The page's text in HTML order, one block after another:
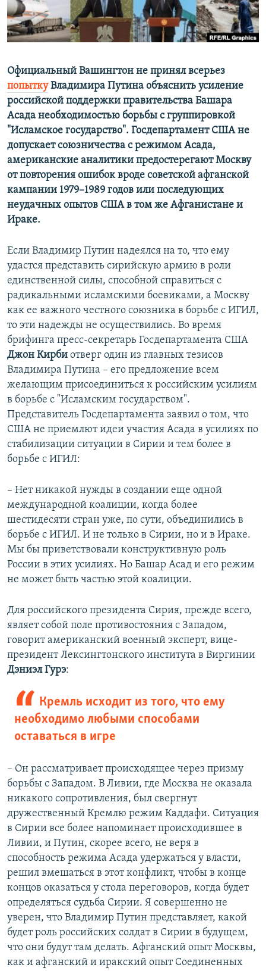
ПОБЕДИТЕЛЕЙ НЕ СУДЯТ?
КРЫМ.НЕПОКОРЕННЫЙ
УКРАИНСКАЯ ПРОБЛЕМА КРЫМА
ПРИСОЕДИНЯЙТЕСЬ!
Все сайты RFE/RL
Официальный Вашингтон не принял всерьез
попыткуВладимира Путина объяснить усиление
российской поддержки правительства Башара
Асада необходимостью борьбы с группировкой
"Исламское государство". Госдепартамент США не
допускает союзничества с режимом Асада,
американские аналитики предостерегают Москву
от повторения ошибок вроде советской афганской
кампании 1979–1989 годов или последующих
неудачных опытов США в том же Афганистане и
Ираке.
Если Владимир Путин надеялся на то, что ему
удастся представить сирийскую армию в роли
единственной силы, способной справиться с
радикальными исламскими боевиками, а Москву
как ее важного честного союзника в борьбе с ИГИЛ,
то эти надежды не осуществились. Во время
брифинга пресс-секретарь Госдепартамента США
Джон Кирби отверг один из главных тезисов
Владимира Путина – его предложение всем
желающим присоединиться к российским усилиям
в борьбе с "Исламским государством".
Представитель Госдепартамента заявил о том, что
США не приемлют идеи участия Асада в усилиях по
стабилизации ситуации в Сирии и тем более в
борьбе с ИГИЛ:
– Нет никакой нужды в создании еще одной
международной коалиции, когда более
шестидесяти стран уже, по сути, объединились в
борьбе с ИГИЛ. И не только в Сирии, но и в Ираке.
Мы бы приветствовали конструктивную роль
России в этих усилиях. Но Башар Асад и его режим
не может быть частью этой коалиции.
Для российского президента Сирия, прежде всего,
являет собой поле противостояния с Западом,
говорит американский военный эксперт, вице-
президент Лексингтонского института в Виргинии
Дэниэл Гурэ:
Кремль исходит из того, что ему
необходимо любыми способами
оставаться в игре
– Он рассматривает происходящее через призму
борьбы с Западом. В Ливии, где Москва не оказала
никакого сопротивления, был свергнут
дружественный Кремлю режим Каддафи. Ситуация
в Сирии все более напоминает происходившее в
Ливии, и Путин, скорее всего, не веря в
способность режима Асада удержаться у власти,
решил вмешаться в этот конфликт, чтобы в конце
концов оказаться у стола переговоров, когда будет
определяться судьба Сирии. Я совершенно не
уверен, что Владимир Путин представляет, какой
будет роль российских солдат в Сирии в будущем,
что они будут там делать. Афганский опыт Москвы,
как и афганский и иракский опыт Соединенных